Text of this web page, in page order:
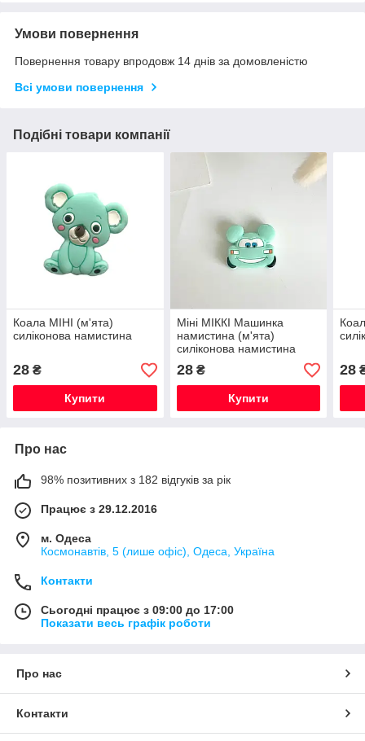
Умови повернення
Повернення товару впродовж 14 днів за домовленістю
Всі умови повернення
Подібні товари компанії
Коала МІНІ (м'ята)
силіконова намистина
28 ₴
Купити
Міні МІККІ Машинка
намистина (м'ята)
силіконова намистина
28₴
Купити
28
Про нас
98% позитивних з 182 відгуків за рік
Працює з 29.12.2016
м. Одеса
Космонавтів, 5 (лише офіс), Одеса, Україна
Контакти
Сьогодні працює з 09:00 до 17:00
Показати весь графік роботи
Про нас
Контакти